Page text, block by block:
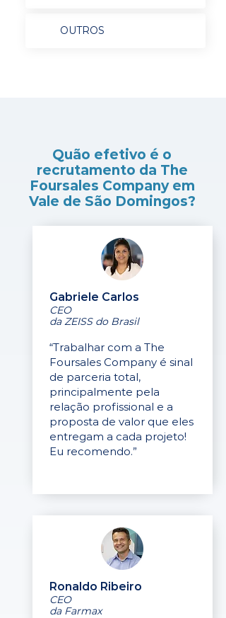
OUTROS
Quão efetivo é o
recrutamento da The
Foursales Company em
Vale de São Domingos?
Gabriele Carlos
CEO
da ZEISS do Brasil
“Trabalhar com a The
Foursales Company é sinal
de parceria total,
principalmente pela
relação profissional e a
proposta de valor que eles
entregam a cada projeto!
Eu recomendo.”
Ronaldo Ribeiro
CEO
da Farmax